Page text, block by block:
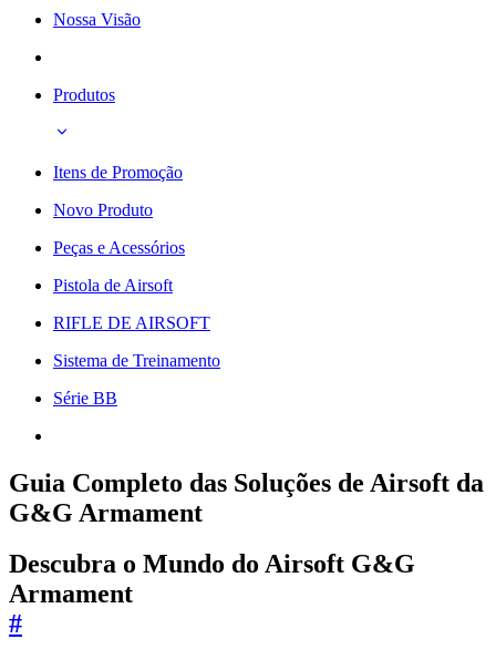
Nossa Visão
Produtos
Itens de Promoção
Novo Produto
Peças e Acessórios
Pistola de Airsoft
RIFLE DE AIRSOFT
Sistema de Treinamento
Série BB
Guia Completo das Soluções de Airsoft da
G&G Armament
Descubra o Mundo do Airsoft G&G
Armament
#